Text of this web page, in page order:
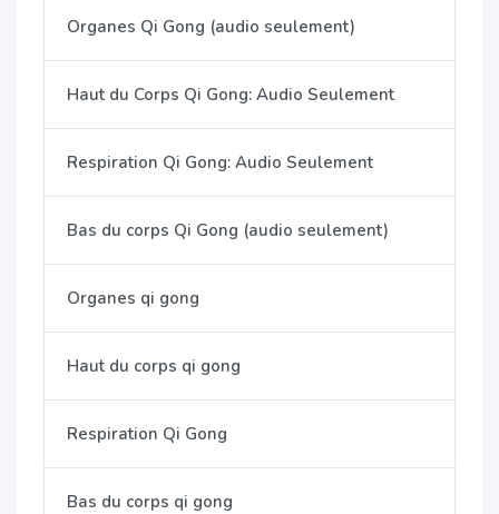
Organes Qi Gong (audio seulement)
Haut du Corps Qi Gong: Audio Seulement
Respiration Qi Gong: Audio Seulement
Bas du corps Qi Gong (audio seulement)
Organes qi gong
Haut du corps qi gong
Respiration Qi Gong
Bas du corps qi gong